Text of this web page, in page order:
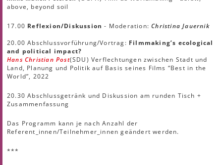
above, beyond soil
17.00 Reflexion/Diskussion - Moderation:Christina Jauernik
20.00 Abschlussvorführung/Vortrag: Filmmaking’s ecological
and political impact?
Hans Christian Post(SDU) Verflechtungen zwischen Stadt und
Land, Planung und Politik auf Basis seines Films “Best in the
World”, 2022
20.30 Abschlussgetränk und Diskussion am runden Tisch +
Zusammenfassung
Das Programm kann je nach Anzahl der
Referent_innen/Teilnehmer_innen geändert werden.
***